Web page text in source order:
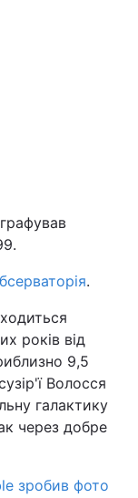
.
років від
9,5
Волосся
галактику
через добре
зробив фото